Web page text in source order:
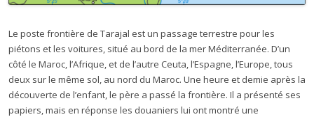
Le poste frontière de Tarajal est un passage terrestre pour les
piétons et les voitures, situé au bord de la mer Méditerranée. D’un
côté le Maroc, l’Afrique, et de l’autre Ceuta, l’Espagne, l’Europe, tous
deux sur le même sol, au nord du Maroc. Une heure et demie après la
découverte de l’enfant, le père a passé la frontière. Il a présenté ses
papiers, mais en réponse les douaniers lui ont montré une